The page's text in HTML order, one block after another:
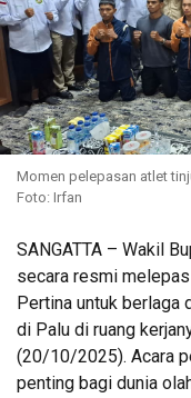
Momen pelepasan atlet
Foto: Irfan
SANGATTA – Wakil
secara resmi
Pertina untuk berlaga
di Palu di ruang
(20/10/2025). Acara
penting bagi dunia